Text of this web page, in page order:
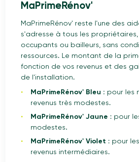
MaPrimeRénov'
MaPrimeRénov' reste l'une des
s'adresse à tous les propriétaires,
occupants ou bailleurs, sans
ressources. Le montant de la
fonction de vos revenus et des
de l'installation.
MaPrimeRénov' Bleu : pour les
revenus très modestes.
MaPrimeRénov' Jaune : pour
modestes.
MaPrimeRénov' Violet : pour
revenus intermédiaires.